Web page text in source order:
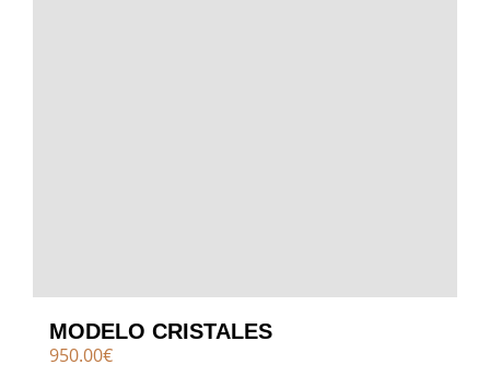
MODELO CRISTALES
950.00€